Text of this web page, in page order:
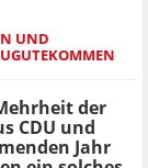
UND
der
CDU und
Jahr